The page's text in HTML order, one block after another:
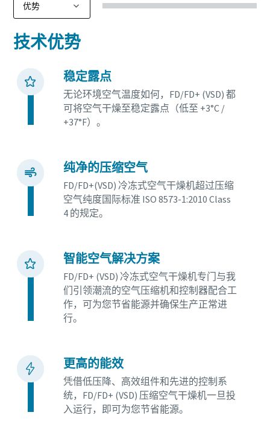
了解详情
技术优势
稳定露点
无论环境空气温度如何，FD/FD+ (VSD) 都
可将空气干燥至稳定露点（低至 +3°C /
+37°F）。
纯净的压缩空气
FD/FD+(VSD) 冷冻式空气干燥机超过压缩
空气纯度国际标准 ISO 8573-1:2010 Class
4 的规定。
智能空气解决方案
FD/FD+ (VSD) 冷冻式空气干燥机专门与我
们引领潮流的空气压缩机和控制器配合工
作，可为您节省能源并确保生产正常进
行。
更高的能效
凭借低压降、高效组件和先进的控制系
统，FD/FD+ (VSD) 压缩空气干燥机一旦投
入运行，即可为您节省能源。